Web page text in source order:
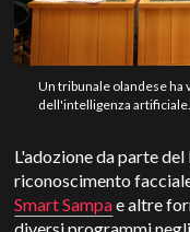
Un tribunale olandese ha
dell'intelligenza
L'adozione da parte
riconoscimento
Smart Sampae altre